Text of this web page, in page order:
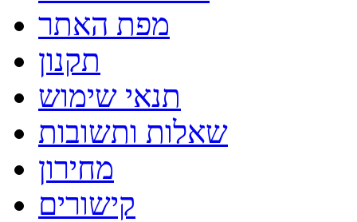
מפת האתר
תקנון
תנאי שימוש
שאלות ותשובות
מחירון
קישורים